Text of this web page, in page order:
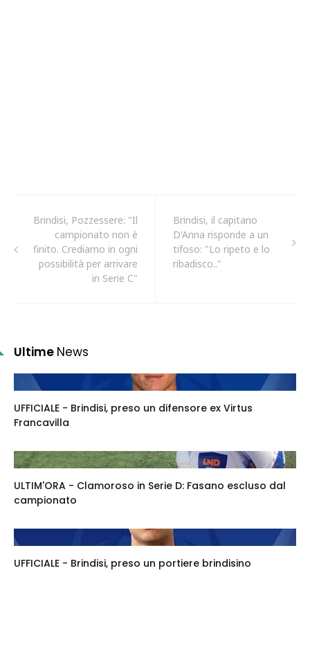
Brindisi, Pozzessere: "Il
campionato non è
finito. Crediamo in ogni
possibilità per arrivare
in Serie C"
Brindisi, il capitano
D'Anna risponde a un
tifoso: "Lo ripeto e lo
ribadisco.."
Ultime News
UFFICIALE - Brindisi, preso un difensore ex Virtus
Francavilla
ULTIM'ORA - Clamoroso in Serie D: Fasano escluso dal
campionato
UFFICIALE - Brindisi, preso un portiere brindisino